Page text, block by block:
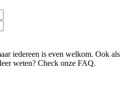
iedereen is even welkom. Ook als
weten? Check onze FAQ.